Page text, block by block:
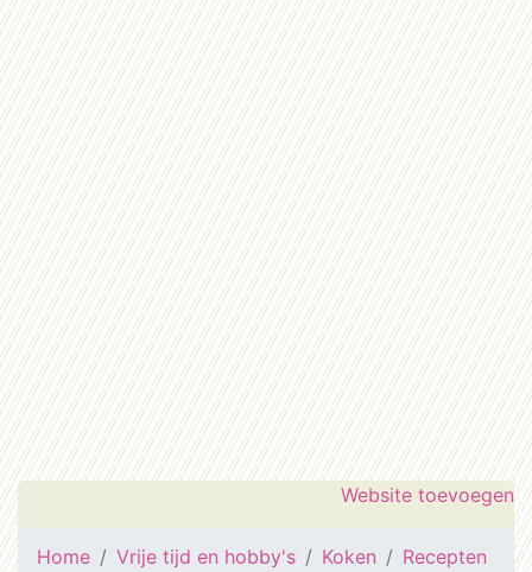
Website toevoegen
Home Vrije tijd en hobby's Koken
Recepten